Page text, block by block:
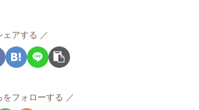
ェアする
をフォローする